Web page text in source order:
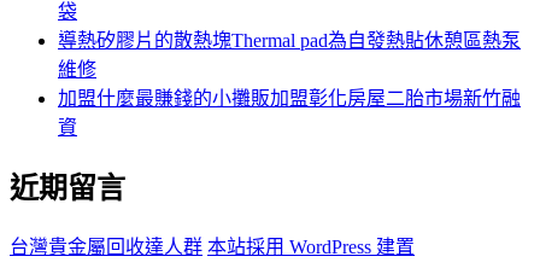
袋
導熱矽膠片的散熱塊Thermal pad為自發熱貼休憩區熱泵
維修
加盟什麼最賺錢的小攤販加盟彰化房屋二胎市場新竹融
資
近期留言
台灣貴金屬回收達人群 本站採用 WordPress 建置